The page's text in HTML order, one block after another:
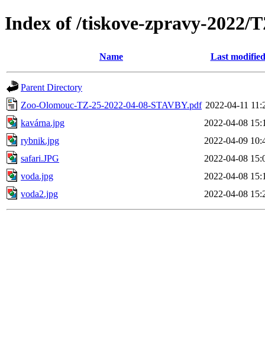
Index of /tiskove-zpravy-2022/
Name Last modified
Parent Directory
Zoo-Olomouc-TZ-25-2022-04-08-STAVBY.pdf 2022-04-11
kavárna.jpg
2022-04-08
rybnik.jpg
2022-04-09
safari.JPG
2022-04-08
voda.jpg
2022-04-08
voda2.jpg
2022-04-08